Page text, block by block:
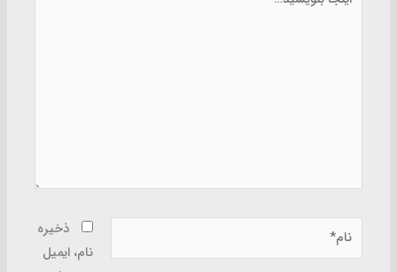
بنویسید…
نام*
ذخیره
نام، ایمیل